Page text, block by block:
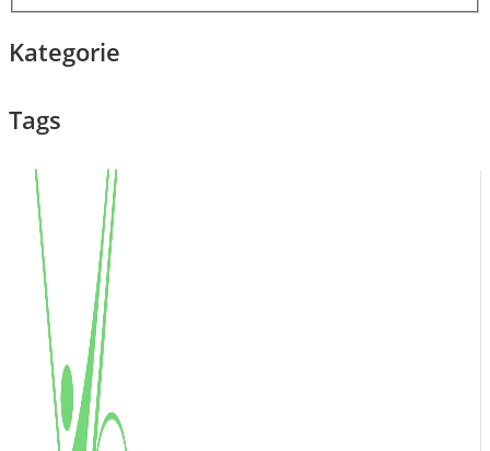
Kategorie
Tags